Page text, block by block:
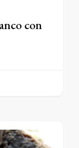
con